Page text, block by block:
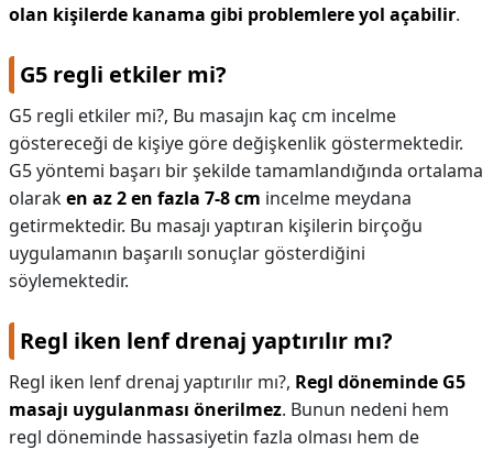
olan kişilerde kanama gibi problemlere yol açabilir.
G5 regli etkiler mi?
G5 regli etkiler mi?, Bu masajın kaç cm incelme
göstereceği de kişiye göre değişkenlik göstermektedir.
G5 yöntemi başarı bir şekilde tamamlandığında ortalama
olaraken az 2 en fazla 7-8 cm incelme meydana
getirmektedir. Bu masajı yaptıran kişilerin birçoğu
uygulamanın başarılı sonuçlar gösterdiğini
söylemektedir.
Regl iken lenf drenaj yaptırılır mı?
Regl iken lenf drenaj yaptırılır mı?, Regl döneminde G5
masajı uygulanması önerilmez. Bunun nedeni hem
regl döneminde hassasiyetin fazla olması hem de